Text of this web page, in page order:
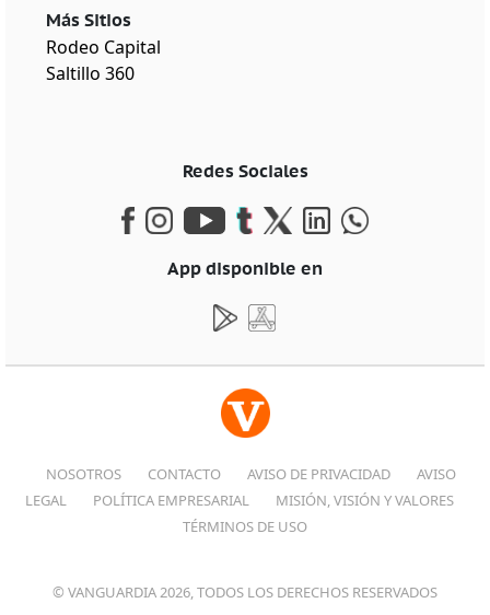
Más Sitios
Rodeo Capital
Saltillo 360
Redes Sociales
App disponible en
NOSOTROS CONTACTO AVISO DE PRIVACIDAD
AVISO
LEGAL
POLÍTICA EMPRESARIAL
MISIÓN, VISIÓN Y VALORES
TÉRMINOS DE USO
© VANGUARDIA 2026, TODOS LOS DERECHOS RESERVADOS